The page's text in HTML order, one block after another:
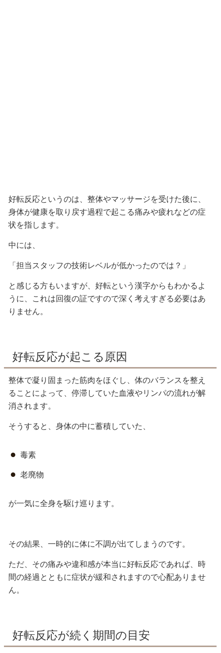
好転反応というのは、整体やマッサージを受けた後に、
身体が健康を取り戻す過程で起こる痛みや疲れなどの症
状を指します。
中には、
「担当スタッフの技術レベルが低かったのでは？」
と感じる方もいますが、好転という漢字からもわかるよ
うに、これは回復の証ですので深く考えすぎる必要はあ
りません。
好転反応が起こる原因
整体で凝り固まった筋肉をほぐし、体のバランスを整え
ることによって、停滞していた血液やリンパの流れが解
消されます。
そうすると、身体の中に蓄積していた、
毒素
老廃物
が一気に全身を駆け巡ります。
その結果、一時的に体に不調が出てしまうのです。
ただ、その痛みや違和感が本当に好転反応であれば、時
間の経過とともに症状が緩和されますので心配ありませ
ん。
好転反応が続く期間の目安